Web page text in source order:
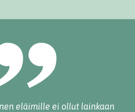
eläimille ei ollut lainkaan